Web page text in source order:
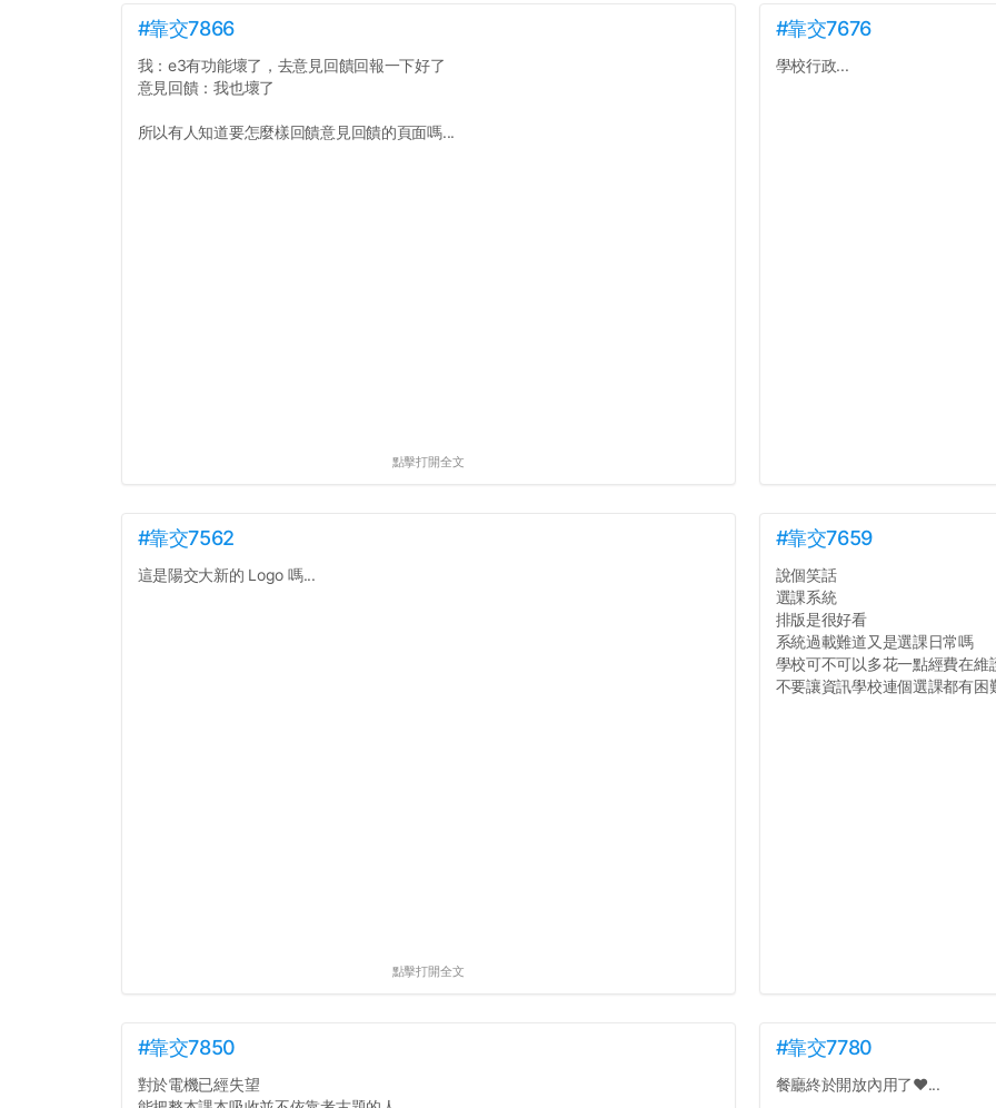
#靠交7866
我：e3有功能壞了，去意見回饋回報一下好了
意見回饋：我也壞了
所以有人知道要怎麼樣回饋意見回饋的頁面嗎...
點擊打開全文
#靠交7676
學校行政...
#靠交7562
這是陽交大新的 Logo 嗎...
點擊打開全文
#靠交7659
說個笑話
選課系統
排版是很好看
系統過載難道又是選課日常嗎
學校可不可以多花一點經費在維
不要讓資訊學校連個選課都有困
#靠交7850
對於電機已經失望
#靠交7780
餐廳終於開放內用了❤️...